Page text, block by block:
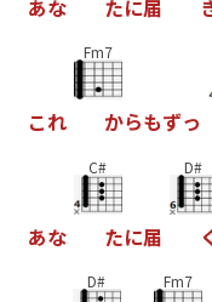
あな たに届
これ
Fm7
からもずっ
あな
C#
たに届
D#
D# Fm7